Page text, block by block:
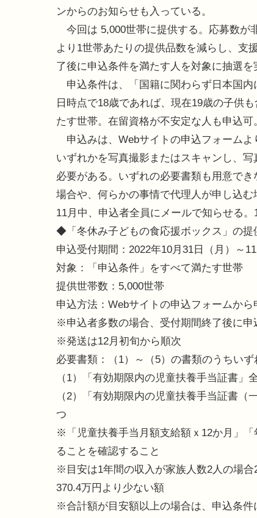
ンからのお知らせも入っている。
今回は 5,000世帯に提供する。応募数が
より1世帯あたりの提供品数を減らし、支
了後に申込条件を満たす人を対象に抽選を
申込条件は、「国籍に関わらず日本国内
日時点で18歳であれば、現在19歳の子供
たす世帯。在留資格が不安定な人も申込可
申込みは、Webサイトの申込フォームよ
いずれかを写真撮影またはスキャンし、
必要がある。いずれの必要書類も用意で
場合や、何らかの事情で代理人が申し込
11月中、申込者全員にメールで知らせる。
◆「冬休み子どもの食応援ボックス」の提
申込受付期間：2022年10月31日（月）～
対象：「申込条件」をすべて満たす世帯
提供世帯数：5,000世帯
申込方法：Webサイトの申込フォームから
※申込者多数の場合、受付期間終了後に
※発送は12月初旬から順次
必要書類：（1）～（5）の書類のうちいず
（1）「有効期限内の児童扶養手当証書」
（2）「有効期限内の児童扶養手当証書
つ
※「児童扶養手当月額支給額ｘ12か月」
ることを確認すること
※目安は1年間の収入が家族人数2人の場合
370.4万円より少ない額
※合計額が目安額以上の場合は、申込条